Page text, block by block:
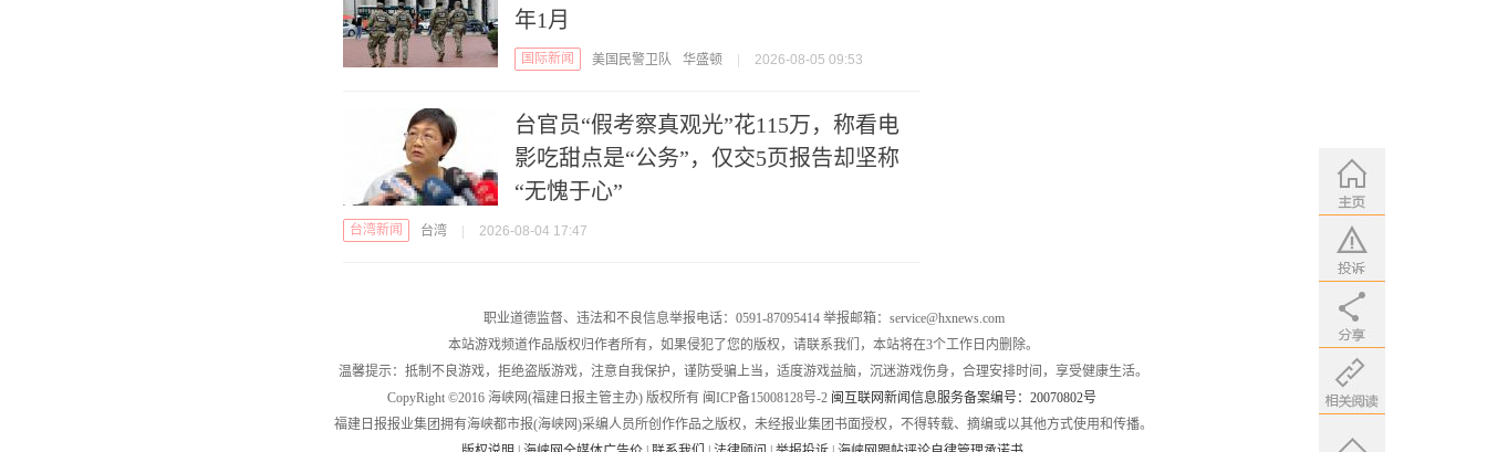
年1月
国际新闻 美国民警卫队 华盛顿 2026-08-05 09:53
台官员“假考察真观光”花115万，称看电
影吃甜点是“公务”，仅交5页报告却坚称
“无愧于心”
台湾新闻 台湾 2026-08-04 17:47
职业道德监督、违法和不良信息举报电话：0591-87095414 举报邮箱：service@hxnews.com
本站游戏频道作品版权归作者所有，如果侵犯了您的版权，请联系我们，本站将在3个工作日内删除。
温馨提示：抵制不良游戏，拒绝盗版游戏，注意自我保护，谨防受骗上当，适度游戏益脑，沉迷游戏伤身，合理安排时间，享受健康生活。
CopyRight ©2016 海峡网(福建日报主管主办) 版权所有 闽ICP备15008128号-2 闽互联网新闻信息服务备案编号：20070802号
福建日报报业集团拥有海峡都市报(海峡网)采编人员所创作作品之版权，未经报业集团书面授权，不得转载、摘编或以其他方式使用和传播。